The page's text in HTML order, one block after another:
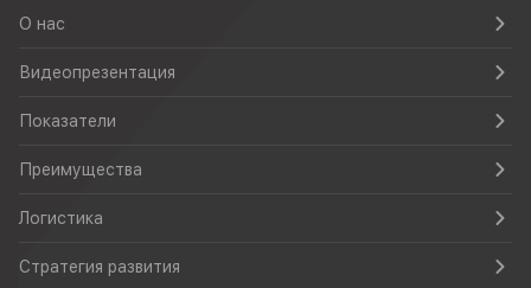
О нас
Видеопрезентация
Показатели
Преимущества
Логистика
Стратегия развития